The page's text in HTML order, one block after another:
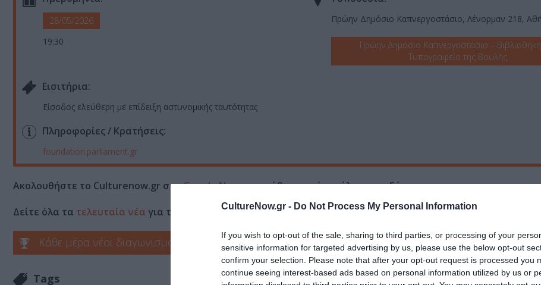
CultureNow.gr - Do Not Process My Personal Information
If you wish to opt-out of the sale, sharing to third parties, or processing of your
sensitive information for targeted advertising by us, please use the below opt-out
confirm your selection. Please note that after your opt-out request is processed you
continue seeing interest-based ads based on personal information utilized by us or
28/05/2026
19:30
Πρώην Δημόσιο Καπνεργοστάσιο, Λένορμαν 218,
Πρώην Δημόσιο Καπνεργοστάσιο – Βιβλιοθήκη
Τυπογραφείο της Βουλής
Eισιτήρια:
Είσοδος ελεύθερη με επίδειξη αστυνομικής ταυτότητας
Πληροφορίες / Κρατήσεις:
foundation.parliament.gr
Ακολουθήστε το Culturenow.gr στοGoogle Newsκαι μάθετε πρώτοι όλες τις ειδήσεις
Δείτε όλα τα τελευταία νέα για την Τέχνη και τον Πολιτισμό στοCulturenow.gr
Κάθε μέρα νέοι διαγωνισμοί στο Culturenow.gr Δες
Tags